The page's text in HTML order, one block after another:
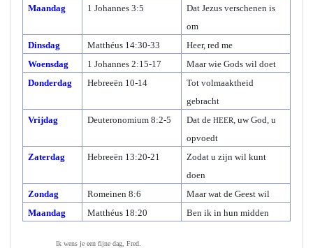
Maandag 1 Johannes 3:5
Dat Jezus verschenen is
om
Dinsdag
Matthéus 14:30-33
Heer, red me
Woensdag
1 Johannes 2:15-17
Maar wie Gods wil doet
Donderdag
Hebreeën 10-14
Tot volmaaktheid
gebracht
Vrijdag
Deuteronomium 8:2-5 Dat deHEER, uw God, u
opvoedt
Zaterdag
Hebreeën 13:20-21
Zodat u zijn wil kunt
doen
Zondag
Romeinen 8:6
Maar wat de Geest wil
Maandag
Matthéus 18:20 Ben ik in hun midden
Ik wens je een fijne dag, Fred.